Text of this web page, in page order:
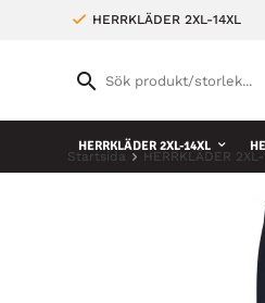
HERRKLÄDER 2XL-14XL
HERRKLÄDER 2XL-14XL
Startsida HERRKLÄDER